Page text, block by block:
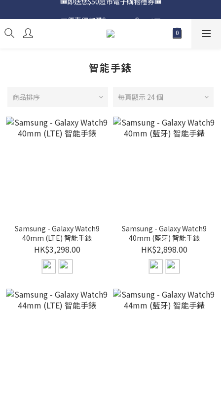
🎟️優惠價加購Samsung Care+🎟️
📍購買Samsung Galaxy S25📍
智能手錶
商品排序 每頁顯示 24 個
Samsung - Galaxy Watch9
40mm (LTE) 智能手錶
HK$3,298.00
Samsung - Galaxy Watch9
40mm (藍牙) 智能手錶
HK$2,898.00